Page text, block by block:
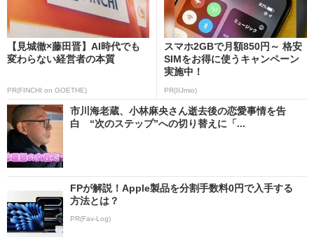
【見城徹×藤田晋】AI時代でも
変わらない経営者の本質
PR(FINCHI on GOETHE)
スマホ2GBで月額850円～ 格安
SIMをお得に使うキャンペーン
実施中！
PR(IIJmio)
市川海老蔵、小林麻央さん逝去後の恋愛事情を告
白 “次のステップ”への切り替えに「...
FPが解説！Apple製品を分割手数料0円で入手する
方法とは？
PR(Fav-Log)